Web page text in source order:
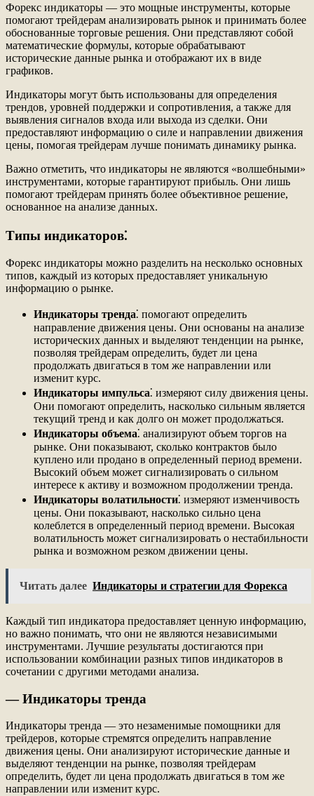
Форекс индикаторы — это мощные инструменты, которые
помогают трейдерам анализировать рынок и принимать более
обоснованные торговые решения. Они представляют собой
математические формулы, которые обрабатывают
исторические данные рынка и отображают их в виде
графиков.
Индикаторы могут быть использованы для определения
трендов, уровней поддержки и сопротивления, а также для
выявления сигналов входа или выхода из сделки. Они
предоставляют информацию о силе и направлении движения
цены, помогая трейдерам лучше понимать динамику рынка.
Важно отметить, что индикаторы не являются «волшебными»
инструментами, которые гарантируют прибыль. Они лишь
помогают трейдерам принять более объективное решение,
основанное на анализе данных.
Типы индикаторов⁚
Форекс индикаторы можно разделить на несколько основных
типов, каждый из которых предоставляет уникальную
информацию о рынке.
Индикаторы тренда⁚ помогают определить
направление движения цены. Они основаны на анализе
исторических данных и выделяют тенденции на рынке,
позволяя трейдерам определить, будет ли цена
продолжать двигаться в том же направлении или
изменит курс.
Индикаторы импульса⁚ измеряют силу движения цены.
Они помогают определить, насколько сильным является
текущий тренд и как долго он может продолжаться.
Индикаторы объема⁚ анализируют объем торгов на
рынке. Они показывают, сколько контрактов было
куплено или продано в определенный период времени.
Высокий объем может сигнализировать о сильном
интересе к активу и возможном продолжении тренда.
Индикаторы волатильности⁚ измеряют изменчивость
цены. Они показывают, насколько сильно цена
колеблется в определенный период времени. Высокая
волатильность может сигнализировать о нестабильности
рынка и возможном резком движении цены.
Читать далее Индикаторы и стратегии для Форекса
Каждый тип индикатора предоставляет ценную информацию,
но важно понимать, что они не являются независимыми
инструментами. Лучшие результаты достигаются при
использовании комбинации разных типов индикаторов в
сочетании с другими методами анализа.
— Индикаторы тренда
Индикаторы тренда — это незаменимые помощники для
трейдеров, которые стремятся определить направление
движения цены. Они анализируют исторические данные и
выделяют тенденции на рынке, позволяя трейдерам
определить, будет ли цена продолжать двигаться в том же
направлении или изменит курс.